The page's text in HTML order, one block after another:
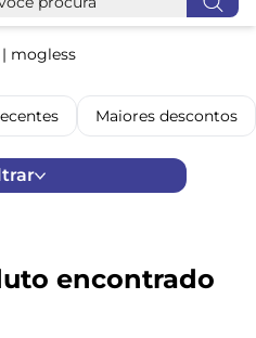
mogless
Maiores descontos
encontrado